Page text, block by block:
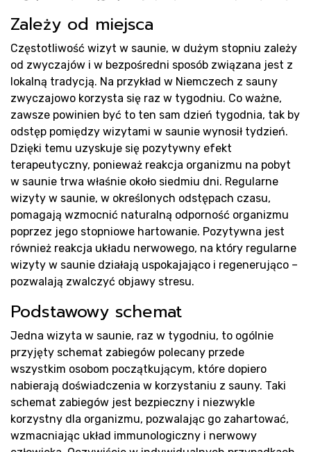
Zależy od miejsca
Częstotliwość wizyt w saunie, w dużym stopniu zależy
od zwyczajów i w bezpośredni sposób związana jest z
lokalną tradycją. Na przykład w Niemczech z sauny
zwyczajowo korzysta się raz w tygodniu. Co ważne,
zawsze powinien być to ten sam dzień tygodnia, tak by
odstęp pomiędzy wizytami w saunie wynosił tydzień.
Dzięki temu uzyskuje się pozytywny efekt
terapeutyczny, ponieważ reakcja organizmu na pobyt
w saunie trwa właśnie około siedmiu dni. Regularne
wizyty w saunie, w określonych odstępach czasu,
pomagają wzmocnić naturalną odporność organizmu
poprzez jego stopniowe hartowanie. Pozytywna jest
również reakcja układu nerwowego, na który regularne
wizyty w saunie działają uspokajająco i regenerująco –
pozwalają zwalczyć objawy stresu.
Podstawowy schemat
Jedna wizyta w saunie, raz w tygodniu, to ogólnie
przyjęty schemat zabiegów polecany przede
wszystkim osobom początkującym, które dopiero
nabierają doświadczenia w korzystaniu z sauny. Taki
schemat zabiegów jest bezpieczny i niezwykle
korzystny dla organizmu, pozwalając go zahartować,
wzmacniając układ immunologiczny i nerwowy